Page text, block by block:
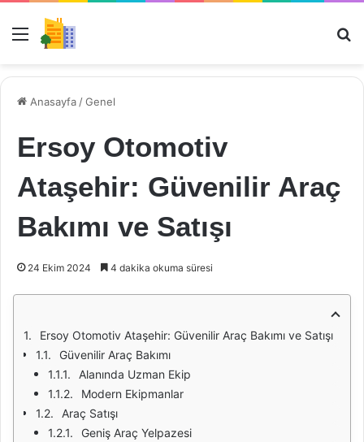
Menü
Anasayfa /Genel
Ersoy Otomotiv
Ataşehir: Güvenilir Araç
Bakımı ve Satışı
24 Ekim 2024 4 dakika okuma süresi
Ersoy Otomotiv Ataşehir: Güvenilir Araç Bakımı ve Satışı
Güvenilir Araç Bakımı
Alanında Uzman Ekip
Modern Ekipmanlar
Araç Satışı
Geniş Araç Yelpazesi